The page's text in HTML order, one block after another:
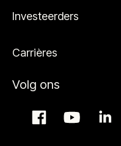
Investeerders
Carrières
Volg ons